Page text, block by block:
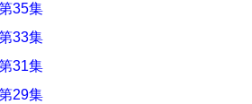
35集
33集
31集
29集